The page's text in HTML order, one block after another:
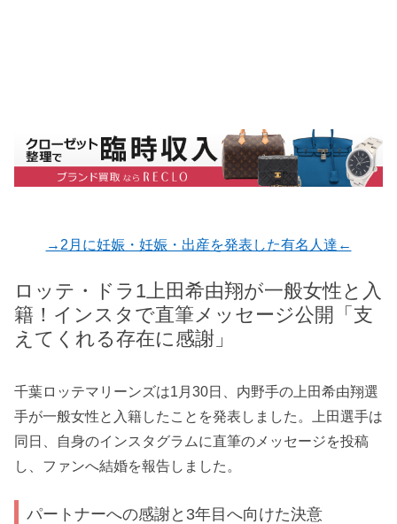
→2月に妊娠・妊娠・出産を発表した有名人達←
ロッテ・ドラ1上田希由翔が一般女性と入
籍！インスタで直筆メッセージ公開「支
えてくれる存在に感謝」
千葉ロッテマリーンズは1月30日、内野手の上田希由翔選
手が一般女性と入籍したことを発表しました。上田選手は
同日、自身のインスタグラムに直筆のメッセージを投稿
し、ファンへ結婚を報告しました。
パートナーへの感謝と3年目へ向けた決意